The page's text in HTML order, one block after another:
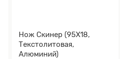
Нож Скинер (95Х18,
Текстолитовая,
Алюминий)